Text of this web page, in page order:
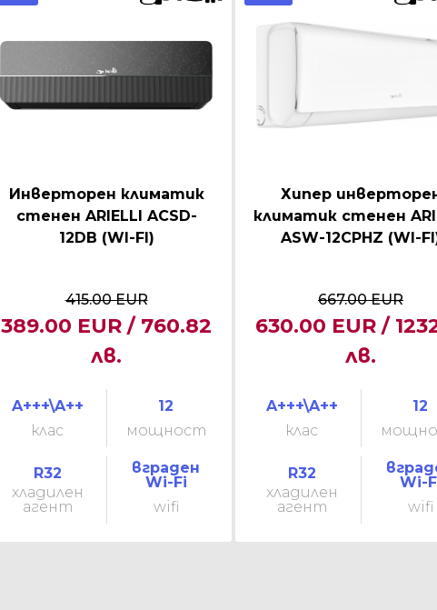
Инверторен климатик
стенен ARIELLI ACSD-
12DB (WI-FI)
415.00 EUR
389.00 EUR / 760.82
лв.
A+++\A++
клас
12
мощност
R32
хладилен
агент
вграден
Wi-Fi
wifi
Хипер
климатик стенен
ASW-12CPHZ (WI-
667.00 EUR
630.00 EUR /
лв.
A+++\A++
клас
12
R32
хладилен
агент
Wi-
wifi